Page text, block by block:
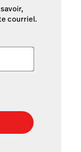
courriel.